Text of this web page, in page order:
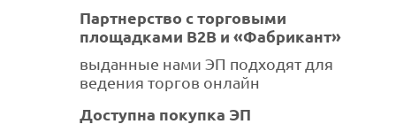
Партнерство с торговыми
площадками В2В и «Фабрикант»
выданные нами ЭП подходят для
ведения торгов онлайн
Доступна покупка ЭП